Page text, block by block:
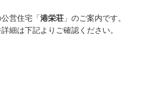
営住宅「 港栄荘 」のご案内です。
詳細は下記よりご確認ください。